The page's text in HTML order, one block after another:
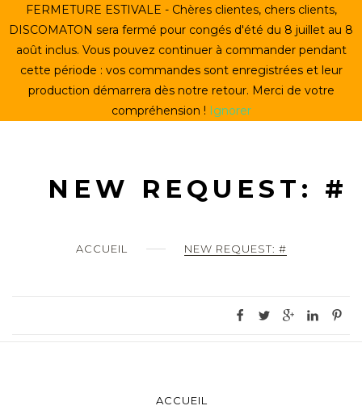
to
content
ACCUEIL
CRÉER UN VINYLE
LE STORE
ACCUEIL NEW REQUEST: #
NEW REQUEST: #
ACCUEIL
FERMETURE ESTIVALE - Chères clientes, chers clients,
DISCOMATON sera fermé pour congés d'été du 8 juillet au 8
août inclus. Vous pouvez continuer à commander pendant
cette période : vos commandes sont enregistrées et leur
production démarrera dès notre retour. Merci de votre
compréhension ! Ignorer